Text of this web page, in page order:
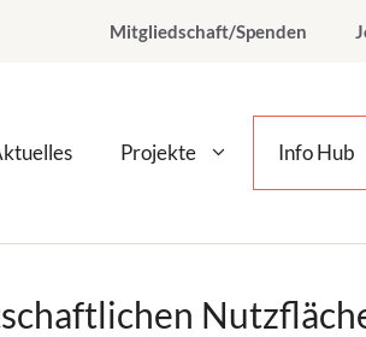
Mitgliedschaft/Spenden
Projekte Info Hub